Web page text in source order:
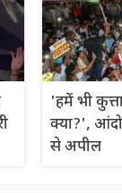
'हमें भी
क्या?',
से अपील